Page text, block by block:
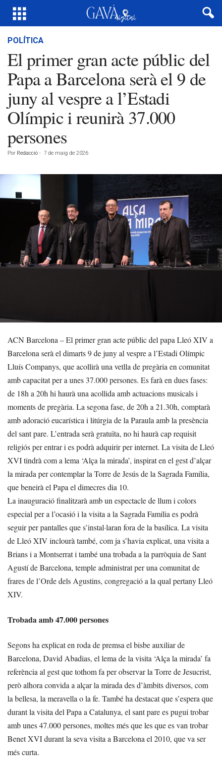
POLÍTICA
El primer gran acte públic del
Papa a Barcelona serà el 9 de
juny al vespre a l’Estadi
Olímpic i reunirà 37.000
persones
Por Redacció - 7 de maig de 2026
ACN Barcelona – El primer gran acte públic del papa Lleó XIV a
Barcelona serà el dimarts 9 de juny al vespre a l’Estadi Olímpic
Lluís Companys, que acollirà una vetlla de pregària en comunitat
amb capacitat per a unes 37.000 persones. Es farà en dues fases:
de 18h a 20h hi haurà una acollida amb actuacions musicals i
moments de pregària. La segona fase, de 20h a 21.30h, comptarà
amb adoració eucarística i litúrgia de la Paraula amb la presència
del sant pare. L’entrada serà gratuïta, no hi haurà cap requisit
religiós per entrar i es podrà adquirir per internet. La visita de Lleó
XVI tindrà com a lema ‘Alça la mirada’, inspirat en el gest d’alçar
la mirada per contemplar la Torre de Jesús de la Sagrada Família,
que beneirà el Papa el dimecres dia 10.
La inauguració finalitzarà amb un espectacle de llum i colors
especial per a l’ocasió i la visita a la Sagrada Família es podrà
seguir per pantalles que s’instal·laran fora de la basílica. La visita
de Lleó XIV inclourà també, com ja s’havia explicat, una visita a
Brians i a Montserrat i també una trobada a la parròquia de Sant
Agustí de Barcelona, temple administrat per una comunitat de
frares de l’Orde dels Agustins, congregació a la qual pertany Lleó
XIV.
Trobada amb 47.000 persones
Segons ha explicat en roda de premsa el bisbe auxiliar de
Barcelona, David Abadias, el lema de la visita ‘Alça la mirada’ fa
referència al gest que tothom fa per observar la Torre de Jesucrist,
però alhora convida a alçar la mirada des d’àmbits diversos, com
la bellesa, la meravella o la fe. També ha destacat que s’espera que
durant la visita del Papa a Catalunya, el sant pare es pugui trobar
amb unes 47.000 persones, moltes més que les que es van trobar
Benet XVI durant la seva visita a Barcelona el 2010, que va ser
més curta.